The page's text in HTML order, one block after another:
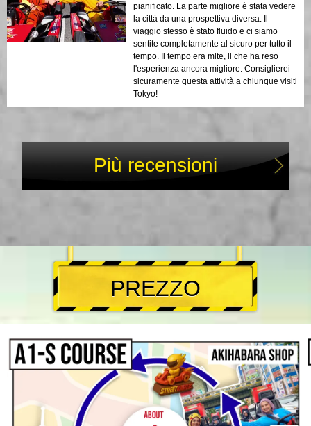
pianificato. La parte migliore è stata vedere
la città da una prospettiva diversa. Il
viaggio stesso è stato fluido e ci siamo
sentite completamente al sicuro per tutto il
tempo. Il tempo era mite, il che ha reso
l'esperienza ancora migliore. Consiglierei
sicuramente questa attività a chiunque visiti
Tokyo!
Più recensioni
PREZZO